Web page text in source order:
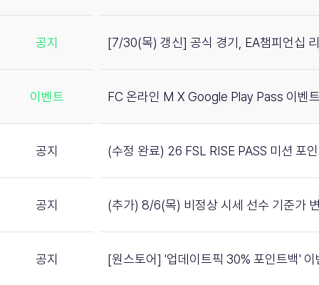
공지 [7/30(목) 갱신] 공식 경기, EA챔피언십
이벤트 FC 온라인 M X Google Play Pass 이벤
공지 (수정 완료) 26 FSL RISE PASS 미션 포
공지 (추가) 8/6(목) 비정상 시세 선수 기준가
공지 [원스토어] '업데이트픽 30% 포인트백' 이